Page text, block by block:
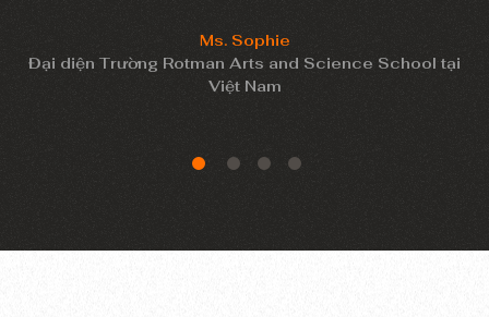
Ms. Sophie
Đại diện Trường Rotman Arts and Science School tại
Việt Nam